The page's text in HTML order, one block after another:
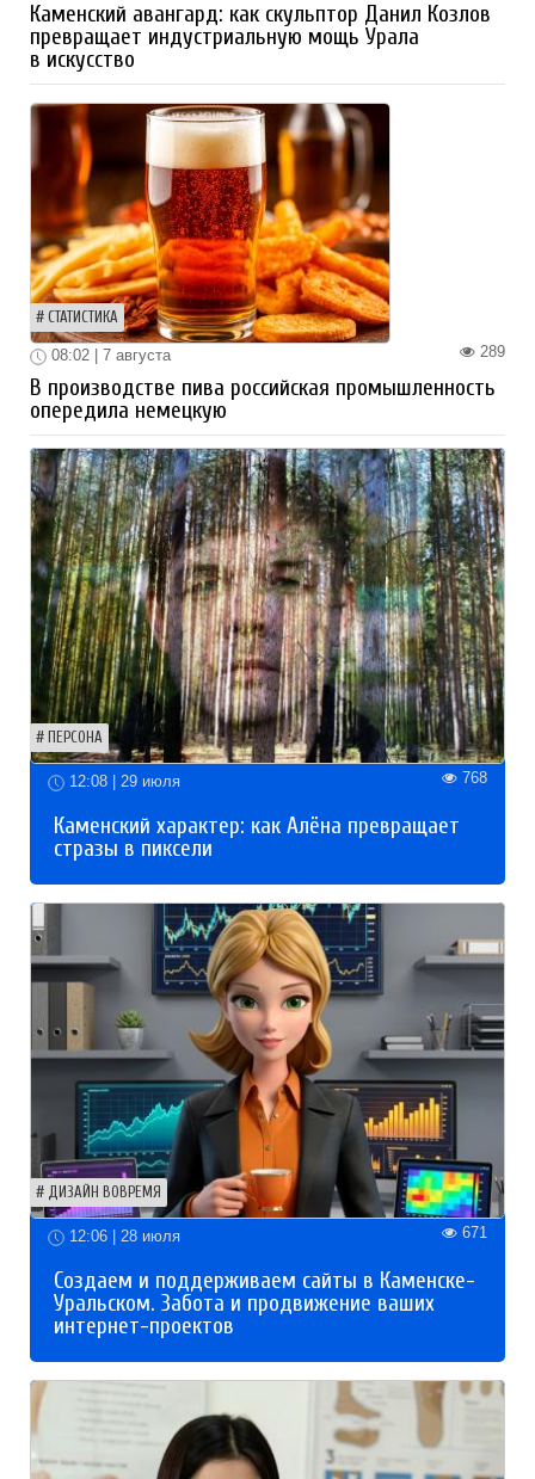
Каменский авангард: как скульптор Данил Козлов
превращает индустриальную мощь Урала
в искусство
СТАТИСТИКА
289
08:02 | 7 августа
В производстве пива российская промышленность
опередила немецкую
ПЕРСОНА
12:08 | 29 июля 768
Каменский характер: как Алёна превращает
стразы в пиксели
ДИЗАЙН ВОВРЕМЯ
12:06 | 28 июля 671
Создаем и поддерживаем сайты в Каменске-
Уральском. Забота и продвижение ваших
интернет-проектов